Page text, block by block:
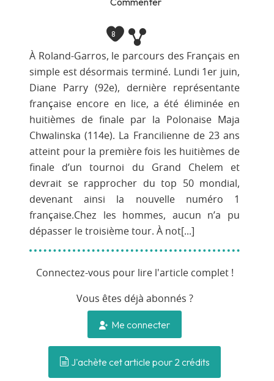
8
À Roland-Garros, le parcours des Français en
simple est désormais terminé. Lundi 1er juin,
Diane Parry (92e), dernière représentante
française encore en lice, a été éliminée en
huitièmes de finale par la Polonaise Maja
Chwalinska (114e). La Francilienne de 23 ans
atteint pour la première fois les huitièmes de
finale d’un tournoi du Grand Chelem et
devrait se rapprocher du top 50 mondial,
devenant ainsi la nouvelle numéro 1
française.Chez les hommes, aucun n’a pu
dépasser le troisième tour. À not[...]
Connectez-vous pour lire l'article complet !
Vous êtes déjà abonnés ?
Me connecter
J'achète cet article pour 2 crédits